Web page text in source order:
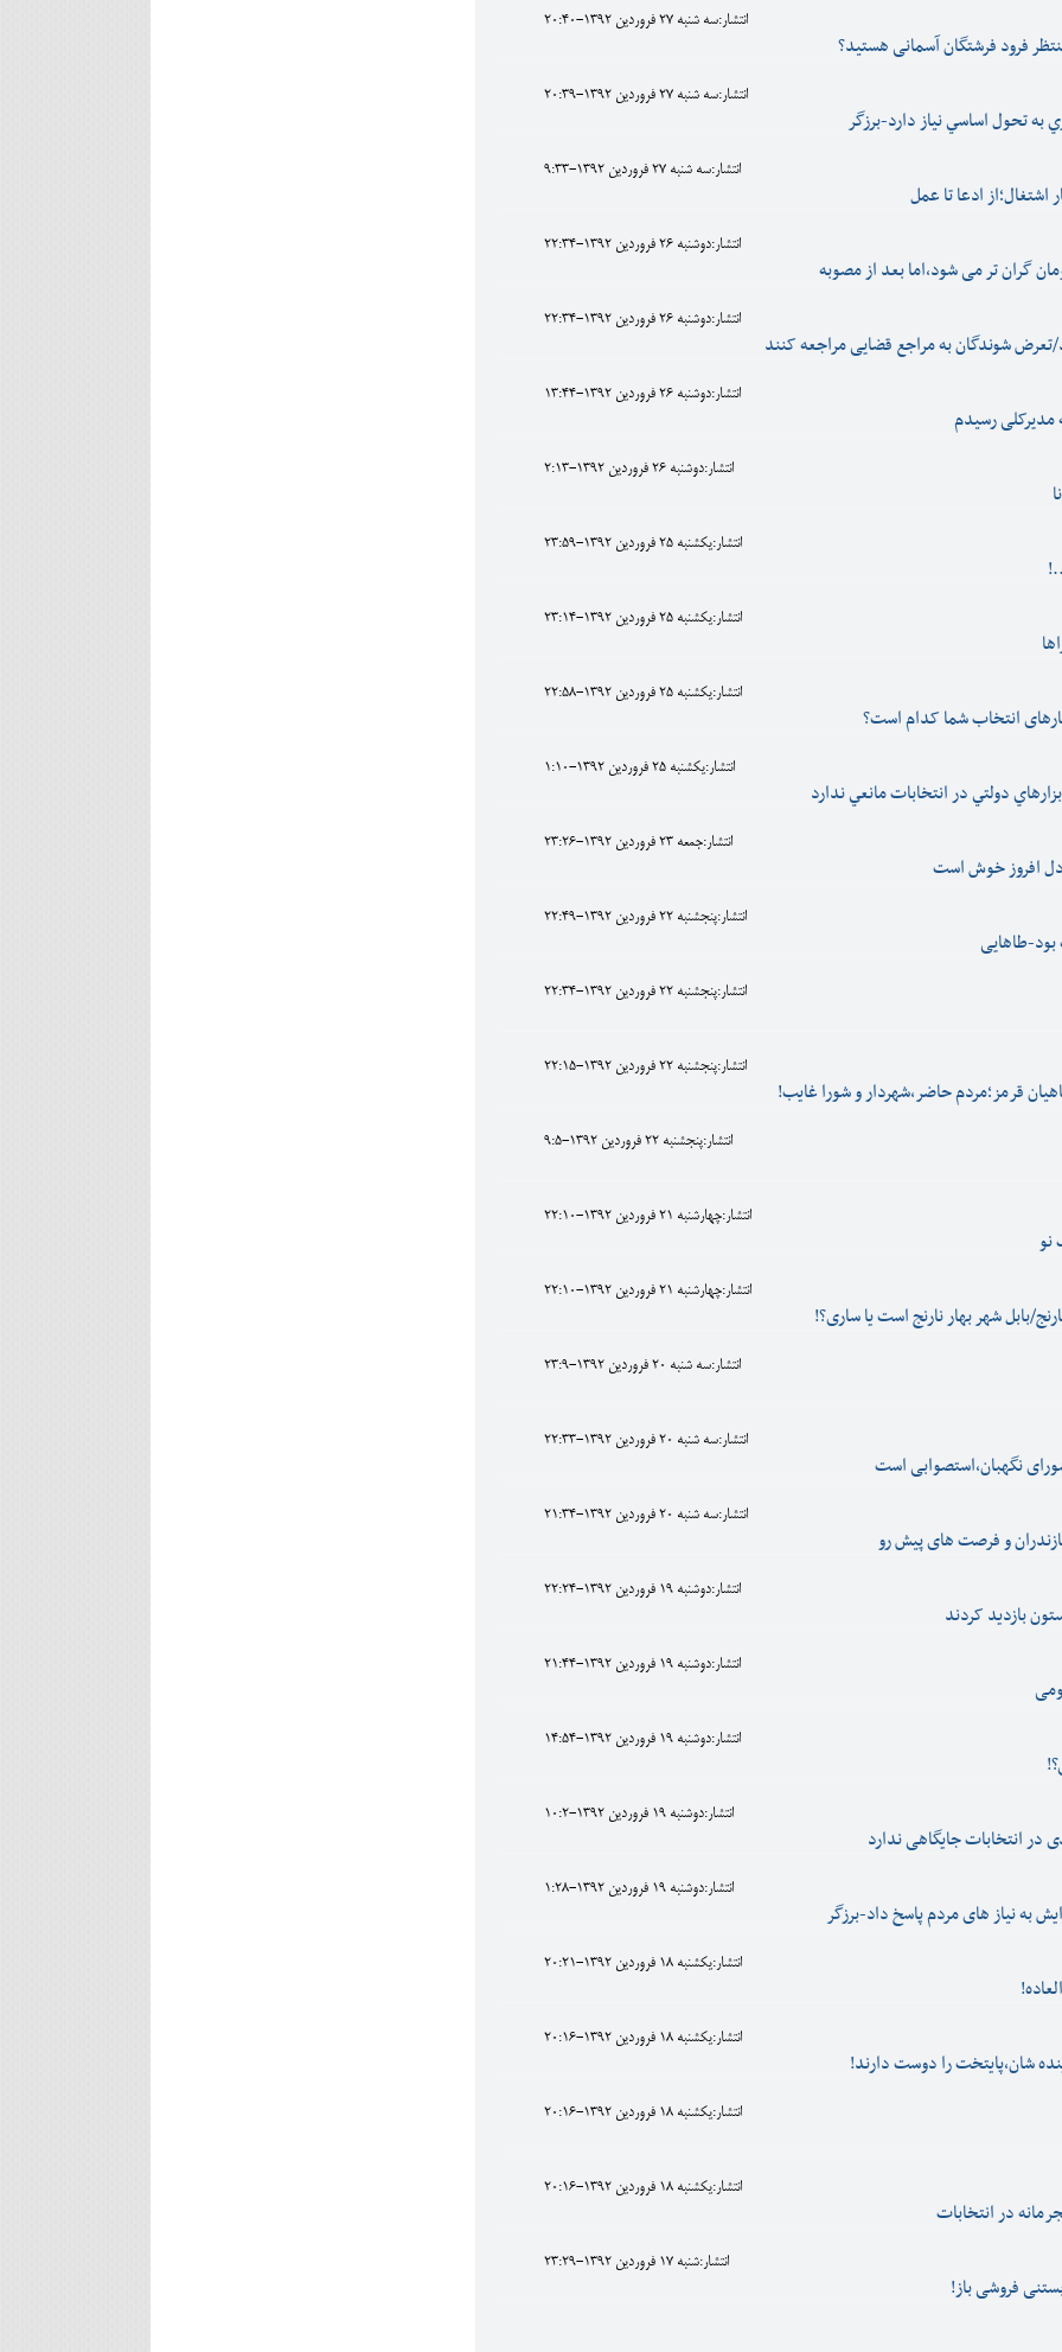
انتشار:سه شنبه 27 فروردين 1392-20:40
فرود فرشتگان آسمانی هستید؟
انتشار:سه شنبه 27 فروردين 1392-20:39
تحول اساسي نیاز دارد-برزگر
انتشار:سه شنبه 27 فروردين 1392-9:33
اشتغال؛از ادعا تا عمل
انتشار:دوشنبه 26 فروردين 1392-22:34
انتشار:دوشنبه 26 فروردين 1392-22:34
شوندگان به مراجع قضایی مراجعه کنند
انتشار:دوشنبه 26 فروردين 1392-13:44
مدیرکلی رسیدم
انتشار:دوشنبه 26 فروردين 1392-2:13
انتشار:يکشنبه 25 فروردين 1392-23:59
انتشار:يکشنبه 25 فروردين 1392-23:14
انتشار:يکشنبه 25 فروردين 1392-22:58
انتخاب شما کدام است؟
انتشار:يکشنبه 25 فروردين 1392-1:10
دولتي در انتخابات مانعي ندارد
انتشار:جمعه 23 فروردين 1392-23:26
افروز خوش است
انتشار:پنجشنبه 22 فروردين 1392-22:49
طاهایی
انتشار:پنجشنبه 22 فروردين 1392-22:34
انتشار:پنجشنبه 22 فروردين 1392-22:15
قرمز؛مردم حاضر،شهردار و شورا غایب!
انتشار:پنجشنبه 22 فروردين 1392-9:5
انتشار:چهارشنبه 21 فروردين 1392-22:10
نو
انتشار:چهارشنبه 21 فروردين 1392-22:10
بابل شهر بهار نارنج است یا ساری؟!
انتشار:سه شنبه 20 فروردين 1392-23:9
انتشار:سه شنبه 20 فروردين 1392-22:33
نگهبان،استصوابی است
انتشار:سه شنبه 20 فروردين 1392-21:34
و فرصت های پیش رو
انتشار:دوشنبه 19 فروردين 1392-22:24
انتشار:دوشنبه 19 فروردين 1392-21:44
انتشار:دوشنبه 19 فروردين 1392-14:54
انتشار:دوشنبه 19 فروردين 1392-10:2
در انتخابات جایگاهی ندارد
انتشار:دوشنبه 19 فروردين 1392-1:28
به نیاز های مردم پاسخ داد-برزگر
انتشار:يکشنبه 18 فروردين 1392-20:21
انتشار:يکشنبه 18 فروردين 1392-20:16
شان،پایتخت را دوست دارند!
انتشار:يکشنبه 18 فروردين 1392-20:16
انتشار:يکشنبه 18 فروردين 1392-20:16
در انتخابات
انتشار:شنبه 17 فروردين 1392-23:29
فروشی باز!